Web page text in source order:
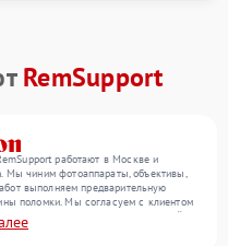
RemSupport
работают в Москве и
Мы чиним фотоаппараты, объективы,
выполняем предварительную
поломки. Мы согласуем с клиентом
затем выполняем ремонт с заменой
качество оказанных услуг